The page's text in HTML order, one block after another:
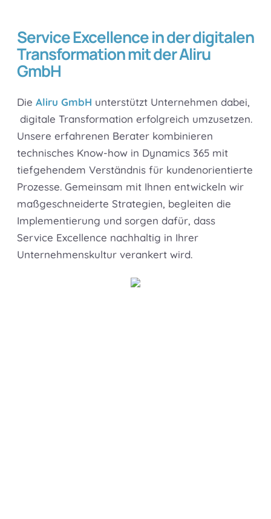
Service Excellence in der digitalen
Transformation mit der Aliru
GmbH
Die Aliru GmbH unterstützt Unternehmen dabei,
digitale Transformation erfolgreich umzusetzen.
Unsere erfahrenen Berater kombinieren
technisches Know-how in Dynamics 365 mit
tiefgehendem Verständnis für kundenorientierte
Prozesse. Gemeinsam mit Ihnen entwickeln wir
maßgeschneiderte Strategien, begleiten die
Implementierung und sorgen dafür, dass
Service Excellence nachhaltig in Ihrer
Unternehmenskultur verankert wird.